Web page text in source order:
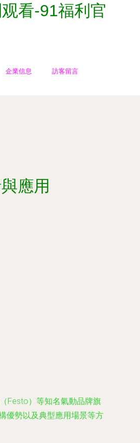
看-91福利官
企業信息 訪客留言
應用
Festo）等知名氣動品牌旗
優勢以及典型應用場景等方